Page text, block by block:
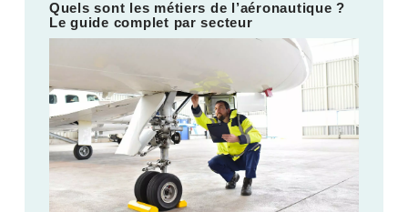
Quels sont les métiers de l’aéronautique ?
Le guide complet par secteur